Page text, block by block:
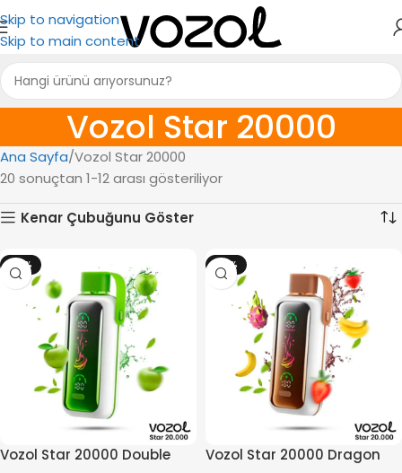
Skip to navigation
Skip to main content
Vozol Star 20000
Ana Sayfa Vozol Star 20000
20 sonuçtan 1-12 arası gösteriliyor
Kenar Çubuğunu Göster
-12%
Vozol Star 20000 Double
-12%
Vozol Star 20000 Dragon